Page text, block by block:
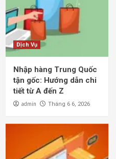
Dịch Vụ
Nhập hàng Trung Quốc
tận gốc: Hướng dẫn chi
tiết từ A đến Z
admin Tháng 6 6, 2026